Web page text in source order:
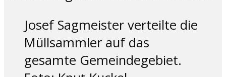
Josef Sagmeister verteilte die
Müllsammler auf das
gesamte Gemeindegebiet.